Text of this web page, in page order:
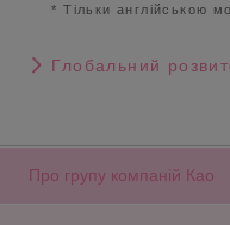
* Тільки англійською
Глобальний
Про групу компаній Као